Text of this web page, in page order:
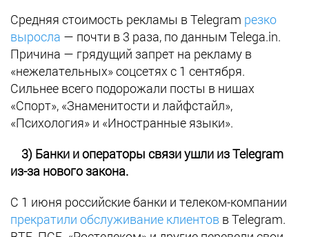
Средняя стоимость рекламы в Telegram резко
выросла — почти в 3 раза, по данным Telega.in.
Причина — грядущий запрет на рекламу в
«нежелательных» соцсетях с 1 сентября.
Сильнее всего подорожали посты в нишах
«Спорт», «Знаменитости и лайфстайл»,
«Психология» и «Иностранные языки».
3) Банки и операторы связи ушли из Telegram
из-за нового закона.
С 1 июня российские банки и телеком-компании
прекратили обслуживание клиентов в Telegram.